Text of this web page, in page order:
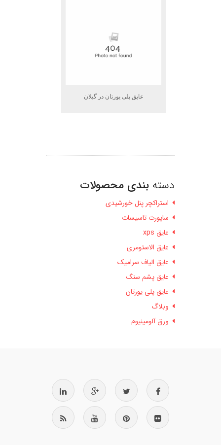
عایق پلی یورتان در گیلان
دسته بندی محصولات
استراکچر پنل خورشیدی
ساپورت تاسیسات
عایق xps
عایق الاستومری
عایق الیاف سرامیک
عایق پشم سنگ
عایق پلی یورتان
وبلاگ
ورق آلومینیوم